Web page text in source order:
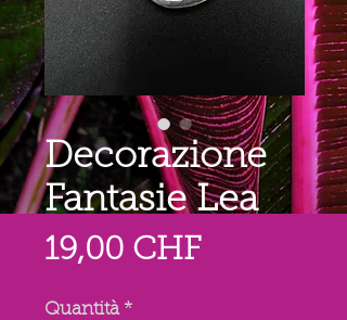
Decorazione
Fantasie Lea
19,00 CHFPrezzo
Quantità *